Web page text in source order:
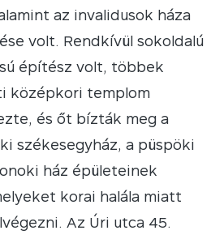
az invalidusok háza
volt. Rendkívül sokoldalú
építész volt, többek
középkori templom
és őt bízták meg a
székesegyház, a püspöki
ház épületeinek
korai halála miatt
Az Úri utca 45.